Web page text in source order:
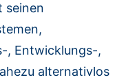
seinen
, Entwicklungs-,
alternativlos